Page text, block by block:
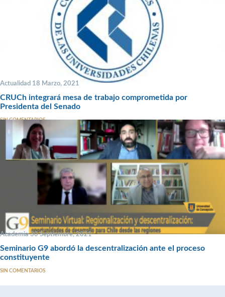
Actualidad 18 Marzo, 2021
CRUCh integrará mesa de trabajo comprometida por
Presidenta del Senado
SIN COMENTARIOS
Academia 30 Septiembre, 2021
Seminario G9 abordó la descentralización ante el proceso
constituyente
SIN COMENTARIOS